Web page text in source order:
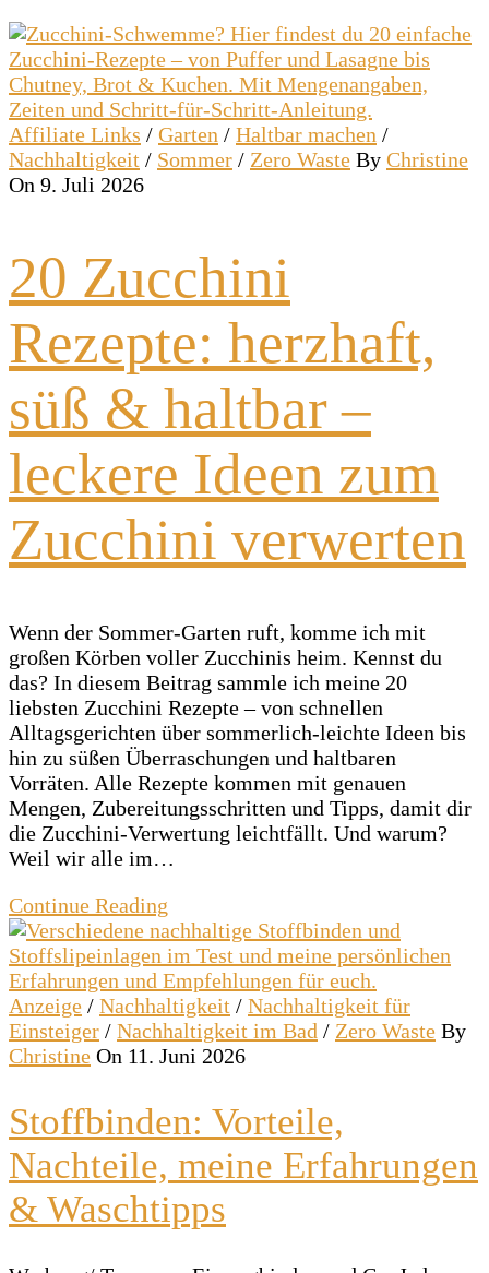
Affiliate Links / Garten / Haltbar machen /
Nachhaltigkeit / Sommer / Zero Waste By Christine
On 9. Juli 2026
20 Zucchini
Rezepte: herzhaft,
süß & haltbar –
leckere Ideen zum
Zucchini verwerten
Wenn der Sommer-Garten ruft, komme ich mit
großen Körben voller Zucchinis heim. Kennst du
das? In diesem Beitrag sammle ich meine 20
liebsten Zucchini Rezepte – von schnellen
Alltagsgerichten über sommerlich-leichte Ideen bis
hin zu süßen Überraschungen und haltbaren
Vorräten. Alle Rezepte kommen mit genauen
Mengen, Zubereitungsschritten und Tipps, damit dir
die Zucchini-Verwertung leichtfällt. Und warum?
Weil wir alle im…
Continue Reading
Anzeige / Nachhaltigkeit / Nachhaltigkeit für
Einsteiger / Nachhaltigkeit im Bad / Zero Waste By
Christine On 11. Juni 2026
Stoffbinden: Vorteile,
Nachteile, meine Erfahrungen
& Waschtipps